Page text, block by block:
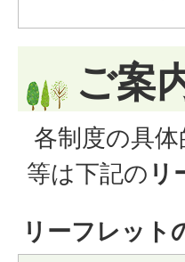
ご案
各制度の具
等は下記の リ
リーフレット